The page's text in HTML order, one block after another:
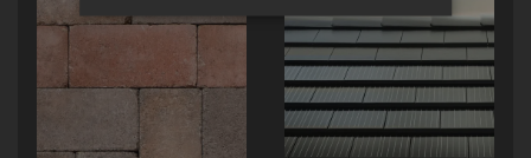
ITALIAN